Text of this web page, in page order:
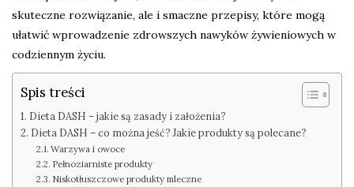
skuteczne rozwiązanie, ale i smaczne przepisy, które mogą
ułatwić wprowadzenie zdrowszych nawyków żywieniowych w
codziennym życiu.
Spis treści
Dieta DASH – jakie są zasady i założenia?
Dieta DASH – co można jeść? Jakie produkty są polecane?
Warzywa i owoce
Pełnoziarniste produkty
Niskotłuszczowe produkty mleczne